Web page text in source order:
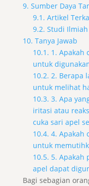
9. Sumber Daya
9.1. Artikel
9.2. Studi Ilmiah
10. Tanya Jawab
10.1. 1.
untuk
10.2. 2. Berapa
untuk melihat
10.3. 3. Apa
iritasi atau
cuka sari apel
10.4. 4. Apakah
untuk
10.5. 5.
apel dapat
Bagi sebagian